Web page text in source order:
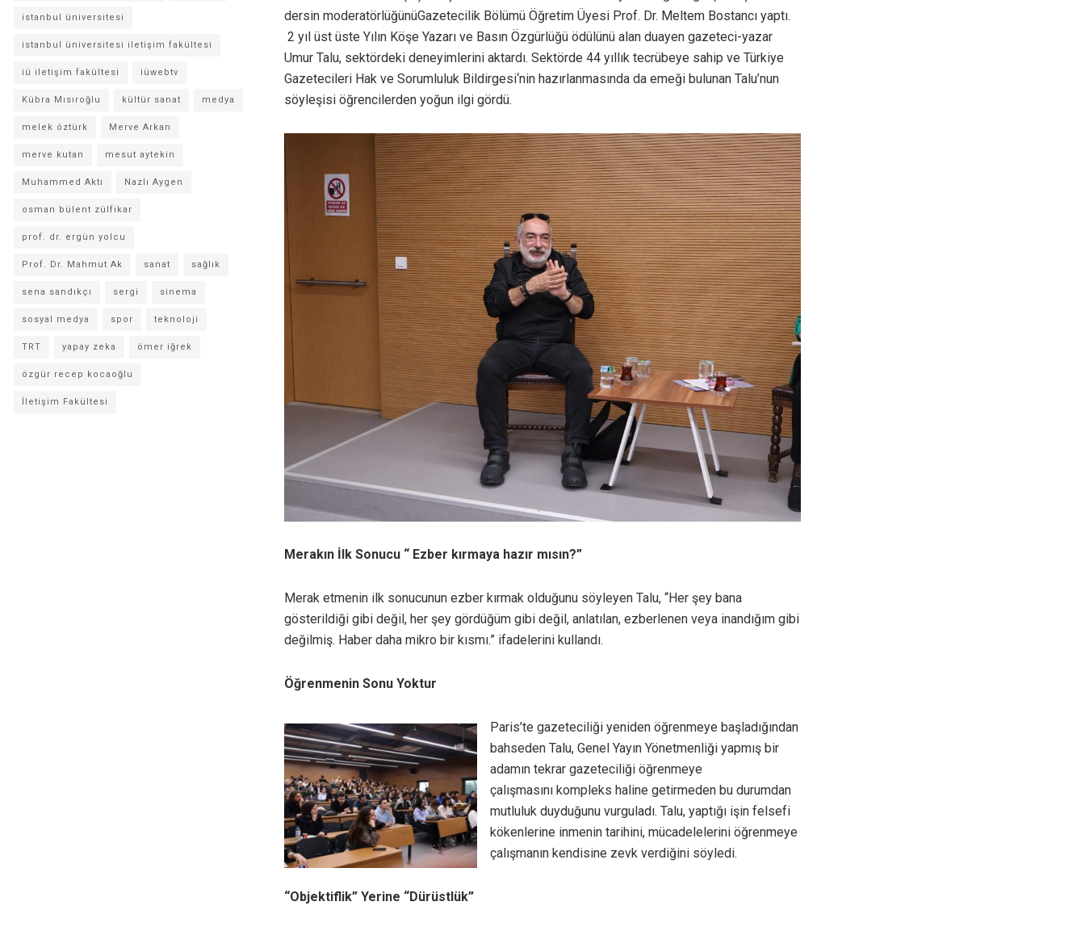
dersin moderatörlüğünüGazetecilik Bölümü Öğretim Üyesi Prof. Dr. Meltem Bostancı yaptı.
2 yıl üst üste Yılın Köşe Yazarı ve Basın Özgürlüğü ödülünü alan duayen gazeteci-yazar
Umur Talu, sektördeki deneyimlerini aktardı. Sektörde 44 yıllık tecrübeye sahip ve Türkiye
Gazetecileri Hak ve Sorumluluk Bildirgesi‘nin hazırlanmasında da emeği bulunan Talu’nun
söyleşisi öğrencilerden yoğun ilgi gördü.
Merakın İlk Sonucu “ Ezber kırmaya hazır mısın?”
Merak etmenin ilk sonucunun ezber kırmak olduğunu söyleyen Talu, “Her şey bana
gösterildiği gibi değil, her şey gördüğüm gibi değil, anlatılan, ezberlenen veya inandığım gibi
değilmiş. Haber daha mikro bir kısmı.” ifadelerini kullandı.
Öğrenmenin Sonu Yoktur
Paris’te gazeteciliği yeniden öğrenmeye başladığından
bahseden Talu, Genel Yayın Yönetmenliği yapmış bir
adamın tekrar gazeteciliği öğrenmeye
çalışmasını kompleks haline getirmeden bu durumdan
mutluluk duyduğunu vurguladı. Talu, yaptığı işin felsefi
kökenlerine inmenin tarihini, mücadelelerini öğrenmeye
çalışmanın kendisine zevk verdiğini söyledi.
“Objektiflik” Yerine “Dürüstlük”
istanbul üniversitesi
istanbul üniversitesi iletişim fakültesi
iü iletişim fakültesi iüwebtv
Kübra Mısıroğlu kültür sanat medya
melek öztürk Merve Arkan
merve kutan mesut aytekin
Muhammed Aktı Nazlı Aygen
osman bülent zülfikar
prof. dr. ergün yolcu
Prof. Dr. Mahmut Ak sanat sağlık
sena sandıkçı sergi sinema
sosyal medya spor teknoloji
TRT yapay zeka ömer iğrek
özgür recep kocaoğlu
İletişim Fakültesi